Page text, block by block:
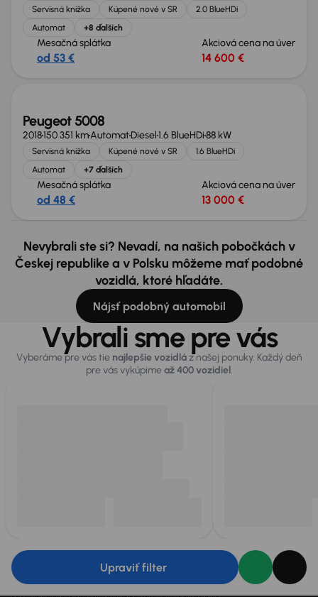
Servisná knižka Kúpené nové v SR
2.0 BlueHDi
Automat
+8 ďalších
Mesačná splátka
od 53 €
Akciová cena na úver
14 600 €
Nové v ponuke
Peugeot 5008
2018150 351 kmAutomatDiesel1.6 BlueHDi88 kW
Servisná knižka Kúpené nové v SR
1.6 BlueHDi
Automat
+7 ďalších
Mesačná splátka
od 48 €
Akciová cena na úver
13 000 €
Nevybrali ste si? Nevadí, na našich pobočkách v
Českej republike a v Polsku môžeme mať podobné
vozidlá, ktoré hľadáte.
Nájsť podobný automobil
Vybrali sme pre vás
Vyberáme pre vás tie najlepšie vozidláz našej ponuky. Každý deň
pre vás vykúpimeaž 400 vozidiel.
Upraviť filter